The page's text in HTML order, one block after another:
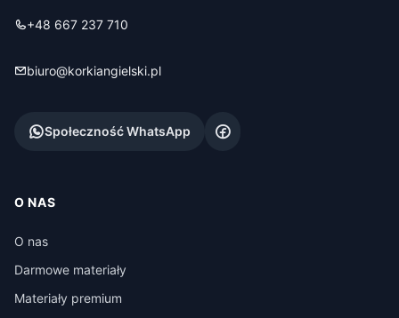
+48 667 237 710
biuro@korkiangielski.pl
Społeczność WhatsApp
O NAS
O nas
Darmowe materiały
Materiały premium